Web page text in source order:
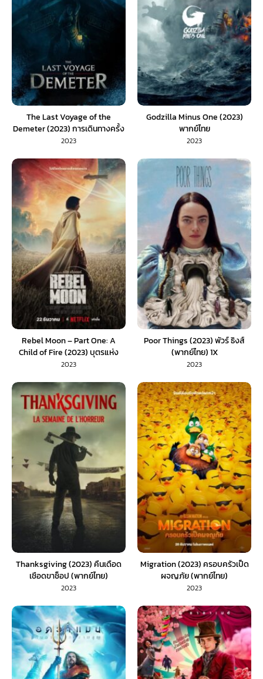
The Last Voyage of the
Demeter (2023) การเดินทางครั้ง
สุดท้ายของเดอมิเทอร์ (พากย์ไทย/
2023
Godzilla Minus One (2023)
พากย์ไทย
2023
Rebel Moon – Part One: A
Child of Fire (2023) บุตรแห่ง
เปลวไฟ (พากย์ไทย)
2023
Poor Things (2023) พัวร์ ธิงส์
(พากย์ไทย) 1X
2023
Thanksgiving (2023) คืนเดือด
เชือดขาช็อป (พากย์ไทย)
2023
Migration (2023) ครอบครัวเป็ด
ผจญภัย (พากย์ไทย)
2023